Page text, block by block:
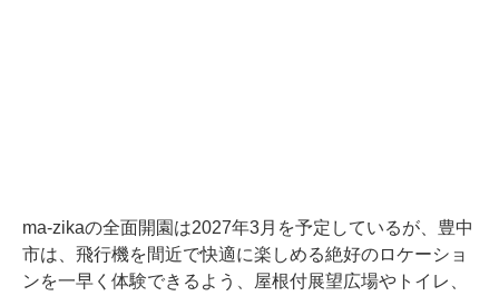
ma-zikaの全面開園は2027年3月を予定しているが、豊中
市は、飛行機を間近で快適に楽しめる絶好のロケーショ
ンを一早く体験できるよう、屋根付展望広場やトイレ、